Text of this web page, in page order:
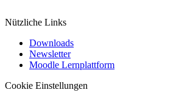
Nützliche Links
Downloads
Newsletter
Moodle Lernplattform
Cookie Einstellungen